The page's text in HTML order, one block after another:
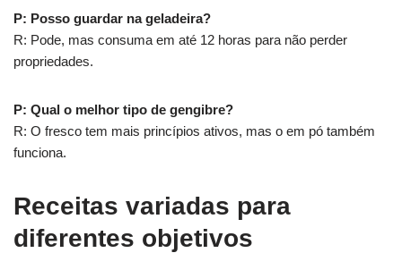
P: Posso guardar na geladeira?
R: Pode, mas consuma em até 12 horas para não perder
propriedades.
P: Qual o melhor tipo de gengibre?
R: O fresco tem mais princípios ativos, mas o em pó também
funciona.
Receitas variadas para
diferentes objetivos